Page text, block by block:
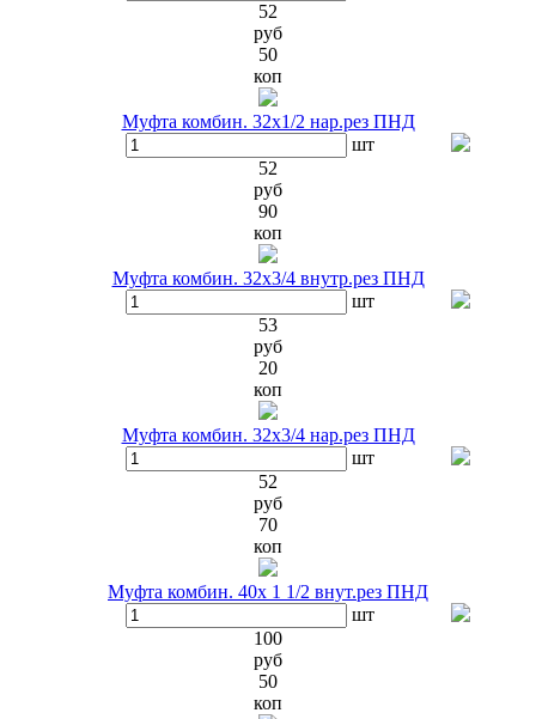
52
руб
50
коп
Муфта комбин. 32х1/2 нар.рез ПНД
шт
52
руб
90
коп
Муфта комбин. 32х3/4 внутр.рез ПНД
шт
53
руб
20
коп
Муфта комбин. 32х3/4 нар.рез ПНД
шт
52
руб
70
коп
Муфта комбин. 40х 1 1/2 внут.рез ПНД
шт
100
руб
50
коп